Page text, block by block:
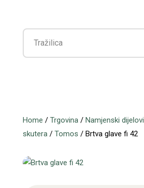
Home / Trgovina/ Namjenski dijelovi
skutera/ Tomos / Brtva glave fi 42